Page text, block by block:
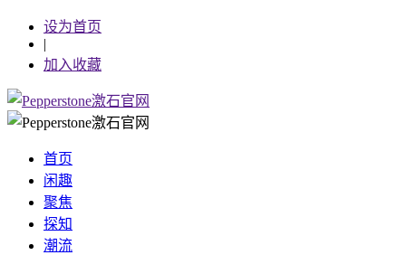
设为首页
|
加入收藏
首页
闲趣
聚焦
探知
潮流